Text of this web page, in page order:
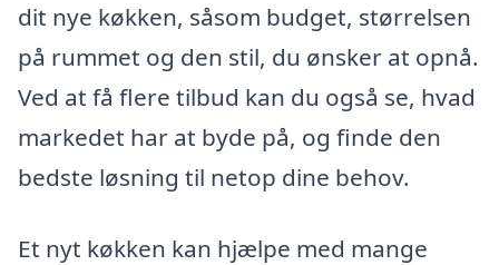
dit nye køkken, såsom budget, størrelsen
på rummet og den stil, du ønsker at opnå.
Ved at få flere tilbud kan du også se, hvad
markedet har at byde på, og finde den
bedste løsning til netop dine behov.
Et nyt køkken kan hjælpe med mange